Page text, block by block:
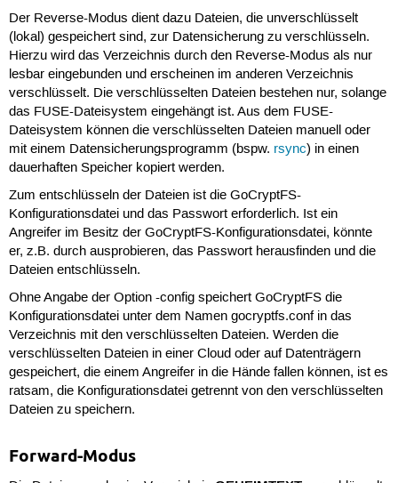
Der Reverse-Modus dient dazu Dateien, die unverschlüsselt
(lokal) gespeichert sind, zur Datensicherung zu verschlüsseln.
Hierzu wird das Verzeichnis durch den Reverse-Modus als nur
lesbar eingebunden und erscheinen im anderen Verzeichnis
verschlüsselt. Die verschlüsselten Dateien bestehen nur, solange
das FUSE-Dateisystem eingehängt ist. Aus dem FUSE-
Dateisystem können die verschlüsselten Dateien manuell oder
mit einem Datensicherungsprogramm (bspw. rsync) in einen
dauerhaften Speicher kopiert werden.
Zum entschlüsseln der Dateien ist die GoCryptFS-
Konfigurationsdatei und das Passwort erforderlich. Ist ein
Angreifer im Besitz der GoCryptFS-Konfigurationsdatei, könnte
er, z.B. durch ausprobieren, das Passwort herausfinden und die
Dateien entschlüsseln.
Ohne Angabe der Option -config speichert GoCryptFS die
Konfigurationsdatei unter dem Namen gocryptfs.conf in das
Verzeichnis mit den verschlüsselten Dateien. Werden die
verschlüsselten Dateien in einer Cloud oder auf Datenträgern
gespeichert, die einem Angreifer in die Hände fallen können, ist es
ratsam, die Konfigurationsdatei getrennt von den verschlüsselten
Dateien zu speichern.
Forward-Modus